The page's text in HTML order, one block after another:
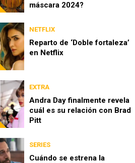
máscara 2024?
NETFLIX
Reparto de ‘Doble fortaleza’
en Netflix
EXTRA
Andra Day finalmente revela
cuál es su relación con Brad
Pitt
SERIES
Cuándo se estrena la